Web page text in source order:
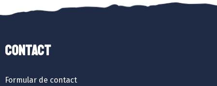
Contact
Formular de contact